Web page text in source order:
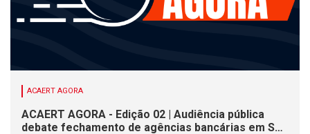
ACAERT AGORA
ACAERT AGORA - Edição 02 | Audiência pública
debate fechamento de agências bancárias em SC.